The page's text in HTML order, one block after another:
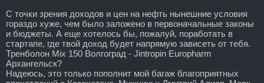
С точки зрения доходов и цен на нефть нынешние условия
гораздо хуже, чем было заложено в первоначальные законы
и бюджеты. А еще хотелось бы, пожалуй, поработать в
стартапе, где твой доход будет напрямую зависеть от тебя.
Тренболон Mix 150 Волгоград - Jintropin Europharm
Архангельск?
Надеюсь, это только пополнит мой багаж благоприятных